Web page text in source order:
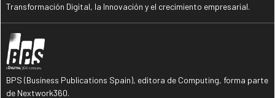
Transformación Digital, la Innovación y el crecimiento empresarial.
BPS (Business Publications Spain), editora de Computing, forma parte
de Nextwork360.